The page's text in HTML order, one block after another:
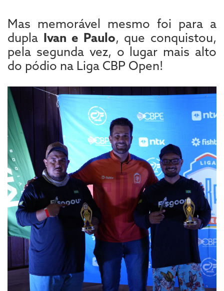
Mas memorável mesmo foi para a
dupla Ivan e Paulo, que conquistou,
pela segunda vez, o lugar mais alto
do pódio na Liga CBP Open!